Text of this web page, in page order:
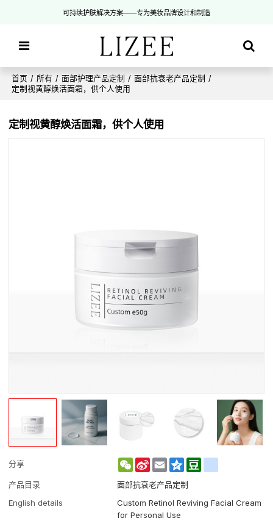
可持续护肤解决方案——专为美妆品牌设计和制造
首页 / 所有 / 面部护理产品定制 / 面部抗衰老产品定制 /
定制视黄醇焕活面霜，供个人使用
定制视黄醇焕活面霜，供个人使用
分享 WeChat
Sina
Weibo
Email Qzone
产品目录
面部抗衰老产品定制
English details
Custom Retinol Reviving Facial Cream
for Personal Use